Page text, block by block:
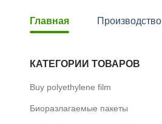
Главная Производство
КАТЕГОРИИ ТОВАРОВ
Buy polyethylene film
Биоразлагаемые пакеты